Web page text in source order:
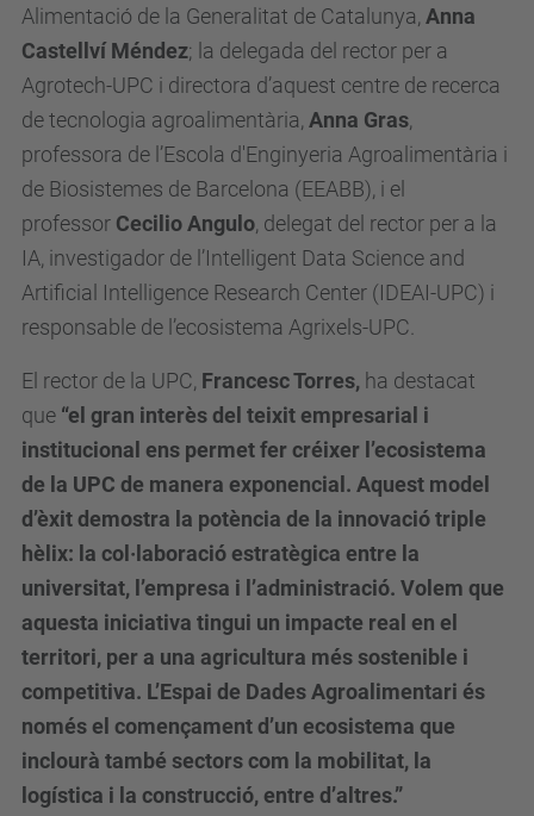
Alimentació de la Generalitat de Catalunya, Anna
Castellví Méndez; la delegada del rector per a
Agrotech-UPC i directora d’aquest centre de recerca
de tecnologia agroalimentària, Anna Gras,
professora de l’Escola d'Enginyeria Agroalimentària i
de Biosistemes de Barcelona (EEABB), i el
professor Cecilio Angulo, delegat del rector per a la
IA, investigador de l’Intelligent Data Science and
Artificial Intelligence Research Center (IDEAI-UPC) i
responsable de l’ecosistema Agrixels-UPC.
El rector de la UPC, Francesc Torres, ha destacat
que “el gran interès del teixit empresarial i
institucional ens permet fer créixer l’ecosistema
de la UPC de manera exponencial. Aquest model
d’èxit demostra la potència de la innovació triple
hèlix: la col·laboració estratègica entre la
universitat, l’empresa i l’administració. Volem que
aquesta iniciativa tingui un impacte real en el
territori, per a una agricultura més sostenible i
competitiva. L’Espai de Dades Agroalimentari és
només el començament d’un ecosistema que
inclourà també sectors com la mobilitat, la
logística i la construcció, entre d’altres.”